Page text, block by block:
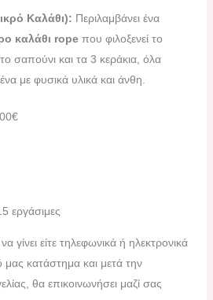
Καλάθι): Περιλαμβάνει ένα
καλάθι ropeπου φιλοξενεί το
σαπούνι και τα 3 κεράκια, όλα
με φυσικά υλικά και άνθη.
εργάσιμες
γίνει είτε τηλεφωνικά ή ηλεκτρονικά
κατάστημα και μετά την
θα επικοινωνήσει μαζί σας